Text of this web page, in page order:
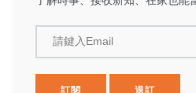
請鍵入Email
訂閱 退訂